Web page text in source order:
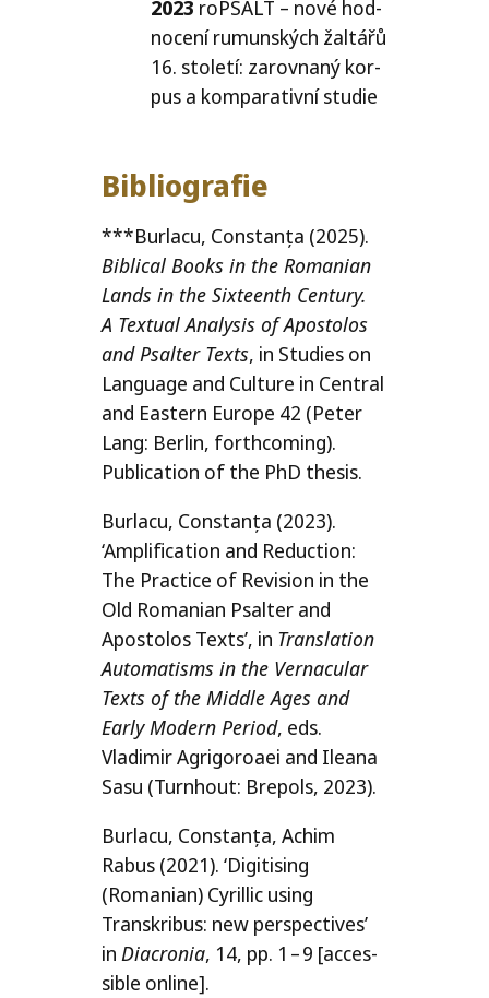
2023 roPSALT – nové hod­
no­ce­ní rumun­ských žal­tá­řů
16. sto­le­tí: zarov­na­ný kor­
pus a kom­pa­ra­tiv­ní studie
Bibliografie
***Burlacu, Constanța (2025).
Biblical Books in the Romanian
Lands in the Sixteenth Century.
A Textual Analysis of Apostolos
and Psalter Texts, in Studies on
Language and Culture in Central
and Eastern Europe 42 (Peter
Lang: Berlin, forthco­ming).
Publication of the PhD thesis.
Burlacu, Constanța (2023).
‘Amplification and Reduction:
The Practice of Revision in the
Old Romanian Psalter and
Apostolos Texts’, in Translation
Automatisms in the Vernacular
Texts of the Middle Ages and
Early Modern Period, eds.
Vladimir Agrigoroaei and Ileana
Sasu (Turnhout: Brepols, 2023).
Burlacu, Constanța, Achim
Rabus (2021). ‘Digitising
(Romanian) Cyrillic using
Transkribus: new per­specti­ves’
inDiacronia, 14, pp. 1 – 9 [acces­
si­ble online].